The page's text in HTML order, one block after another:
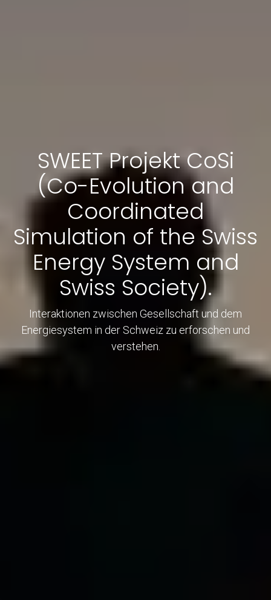
SWEET Projekt CoSi
(Co-Evolution and
Coordinated
Simulation of the Swiss
Energy System and
Swiss Society).
Interaktionen zwischen Gesellschaft und dem
Energiesystem in der Schweiz zu erforschen und
verstehen.